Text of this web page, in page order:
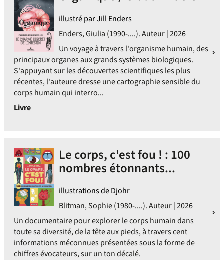
illustré par Jill Enders
Enders, Giulia (1990-....). Auteur | 2026
Un voyage à travers l'organisme humain, des
principaux organes aux grands systèmes biologiques.
S'appuyant sur les découvertes scientifiques les plus
récentes, l'auteure dresse une cartographie sensible du
corps humain qui interro...
Livre
Le corps, c'est fou ! : 100
nombres étonnants...
illustrations de Djohr
Blitman, Sophie (1980-....). Auteur | 2026
Un documentaire pour explorer le corps humain dans
toute sa diversité, de la tête aux pieds, à travers cent
informations méconnues présentées sous la forme de
chiffres évocateurs, sur un ton décalé.